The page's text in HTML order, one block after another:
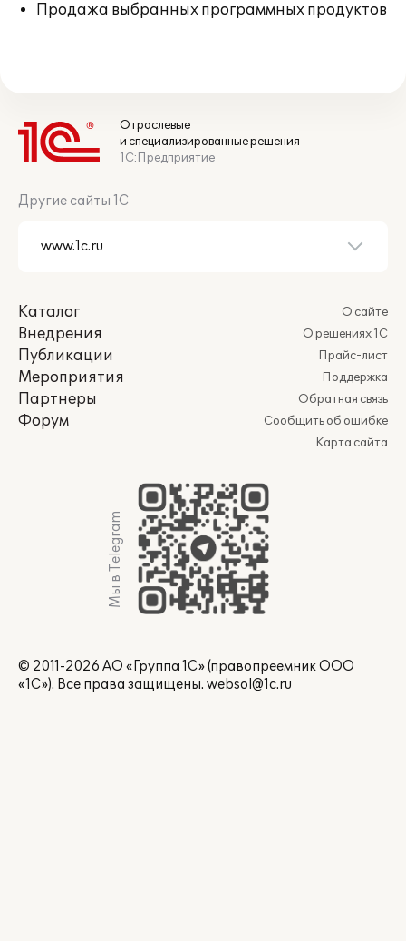
Продажа выбранных программных продуктов
Отраслевые
и специализированные решения
1С:Предприятие
Другие сайты 1С
Каталог
Внедрения
Публикации
Мероприятия
Партнеры
Форум
О сайте
О решениях 1С
Прайс-лист
Поддержка
Обратная связь
Сообщить об ошибке
Карта сайта
Мы в Telegram
© 2011-2026 АО «Группа 1С» (правопреемник ООО
«1С»). Все права защищены. websol@1c.ru